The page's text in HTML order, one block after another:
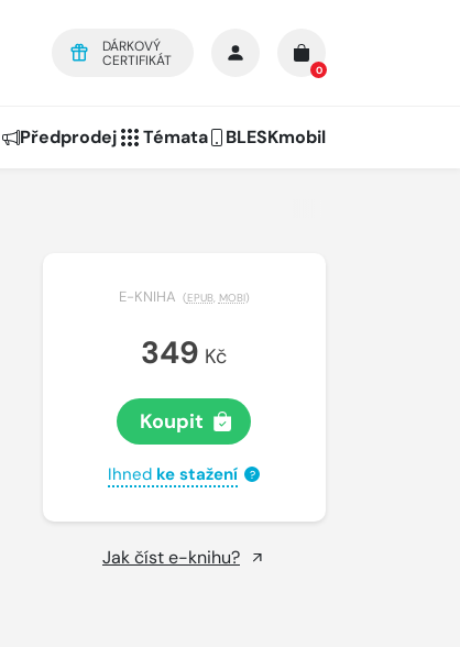
DÁRKOVÝ
CERTIFIKÁT
0
Předprodej Témata BLESKmobil
E-KNIHA (EPUB, MOBI)
349 Kč
Koupit
Ihned ke stažení ?
Jak číst e-knihu?